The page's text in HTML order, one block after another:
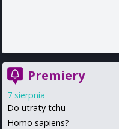
Premiery
7 sierpnia
Do utraty tchu
Homo sapiens?